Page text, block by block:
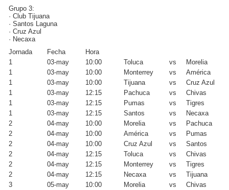
Grupo 3:
· Club Tijuana
· Santos Laguna
· Cruz Azul
· Necaxa
Jornada
Fecha
Hora
1
03-may 10:00 Toluca vs
Morelia
1
03-may 10:00 Monterrey vs
América
1
03-may 10:00 Tijuana vs
Cruz Azul
1
03-may 12:15 Pachuca vs
Chivas
1
03-may 12:15 Pumas vs
Tigres
1
03-may 12:15 Santos vs
Necaxa
2
04-may 10:00 Morelia vs
Pachuca
2
04-may 10:00 América vs
Pumas
2
04-may 10:00 Cruz Azul vs
Santos
2
04-may 12:15 Toluca vs
Chivas
2
04-may 12:15 Monterrey vs
Tigres
2
04-may 12:15 Necaxa vs
Tijuana
3
05-may 10:00 Morelia vs
Chivas